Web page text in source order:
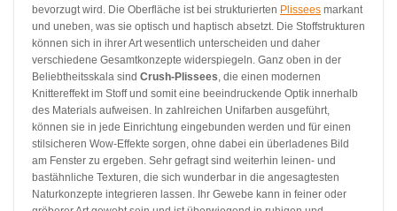
bevorzugt wird. Die Oberfläche ist bei strukturierten Plissees markant
und uneben, was sie optisch und haptisch absetzt. Die Stoffstrukturen
können sich in ihrer Art wesentlich unterscheiden und daher
verschiedene Gesamtkonzepte widerspiegeln. Ganz oben in der
Beliebtheitsskala sind Crush-Plissees , die einen modernen
Knittereffekt im Stoff und somit eine beeindruckende Optik innerhalb
des Materials aufweisen. In zahlreichen Unifarben ausgeführt,
können sie in jede Einrichtung eingebunden werden und für einen
stilsicheren Wow-Effekte sorgen, ohne dabei ein überladenes Bild
am Fenster zu ergeben. Sehr gefragt sind weiterhin leinen- und
bastähnliche Texturen, die sich wunderbar in die angesagtesten
Naturkonzepte integrieren lassen. Ihr Gewebe kann in feiner oder